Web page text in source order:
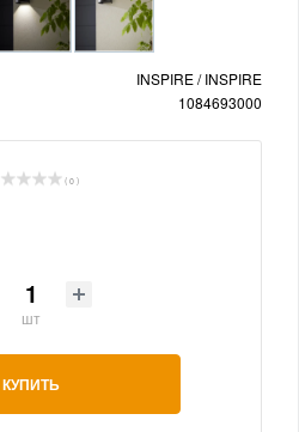
INSPIRE / INSPIRE
1084693000
( 0 )
шт
КУПИТЬ